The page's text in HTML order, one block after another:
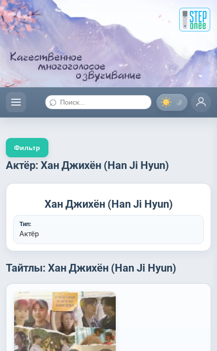
⌕
Актёр: Хан Джихён (Han Ji Hyun)
Хан Джихён (Han Ji Hyun)
Тип:
Актёр
Тайтлы: Хан Джихён (Han Ji Hyun)
Фильтр